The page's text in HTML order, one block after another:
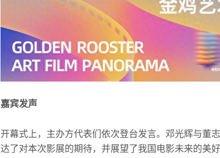
嘉宾发声
开幕式上，主办方代表们依次登台发言。邓光辉与董
达了对本次影展的期待，并展望了我国电影未来的美